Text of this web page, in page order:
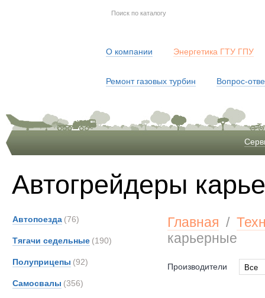
О компании Энергетика ГТУ ГПУ
Ремонт газовых турбин Вопрос-
Автогрейдеры
Автопоезда (76)
Тягачи седельные (190)
Полуприцепы (92)
Самосвалы (356)
Главная /
карьерные
Производители
Все